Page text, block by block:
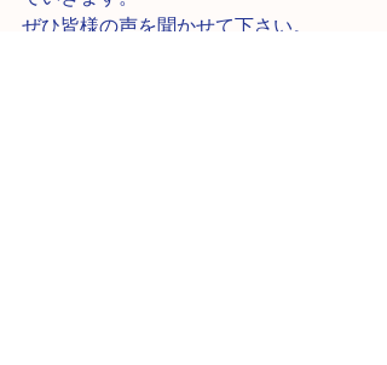
ぜひ皆様の声を聞かせて下さい。